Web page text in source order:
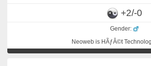
+2/-0
Gender:
Neoweb is HÃƒÂ©t